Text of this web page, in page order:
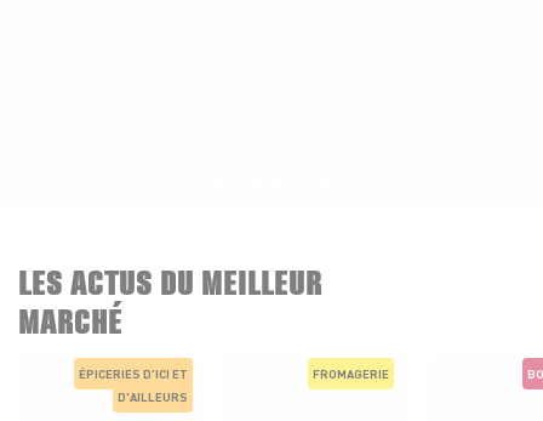
LES ACTUS DU MEILLEUR
MARCHÉ
ÉPICERIES D'ICI ET
D'AILLEURS
FROMAGERIE